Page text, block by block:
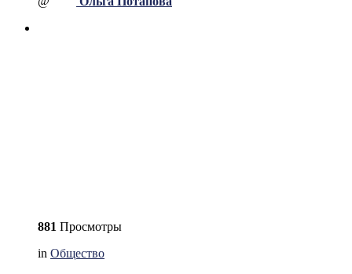
881 Просмотры
in Общество